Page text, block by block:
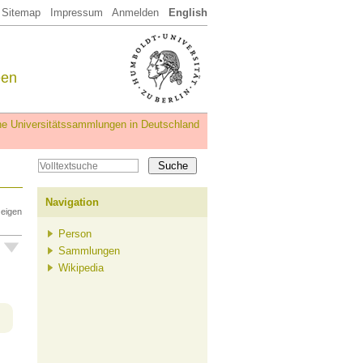
Sitemap Impressum Anmelden English
Universitätssammlungen in Deutschland
Navigation
Person
Sammlungen
Wikipedia